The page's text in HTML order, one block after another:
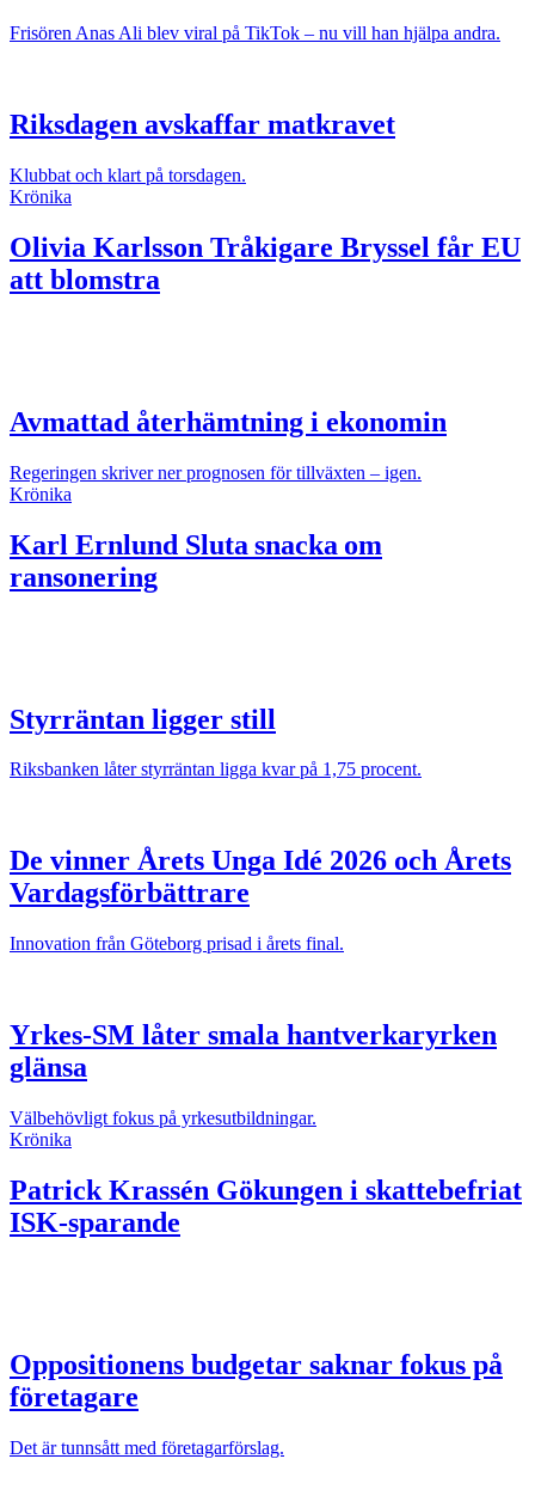
Frisören Anas Ali blev viral på TikTok – nu vill han hjälpa andra.
Riksdagen avskaffar matkravet
Klubbat och klart på torsdagen.
Krönika
Olivia Karlsson Tråkigare Bryssel får EU
att blomstra
Avmattad återhämtning i ekonomin
Regeringen skriver ner prognosen för tillväxten – igen.
Krönika
Karl Ernlund Sluta snacka om
ransonering
Styrräntan ligger still
Riksbanken låter styrräntan ligga kvar på 1,75 procent.
De vinner Årets Unga Idé 2026 och Årets
Vardagsförbättrare
Innovation från Göteborg prisad i årets final.
Yrkes-SM låter smala hantverkaryrken
glänsa
Välbehövligt fokus på yrkesutbildningar.
Krönika
Patrick Krassén Gökungen i skattebefriat
ISK-sparande
Oppositionens budgetar saknar fokus på
företagare
Det är tunnsått med företagarförslag.